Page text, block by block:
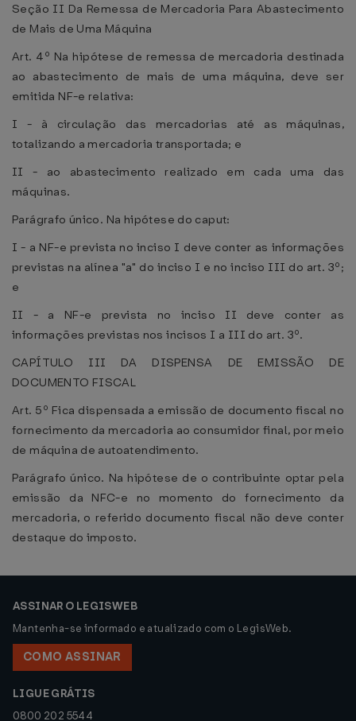
Seção II Da Remessa de Mercadoria Para Abastecimento
de Mais de Uma Máquina
Art. 4º Na hipótese de remessa de mercadoria destinada
ao abastecimento de mais de uma máquina, deve ser
emitida NF-e relativa:
I - à circulação das mercadorias até as máquinas,
totalizando a mercadoria transportada; e
II - ao abastecimento realizado em cada uma das
máquinas.
Parágrafo único. Na hipótese do caput:
I - a NF-e prevista no inciso I deve conter as informações
previstas na alínea "a" do inciso I e no inciso III do art. 3º;
e
II - a NF-e prevista no inciso II deve conter as
informações previstas nos incisos I a III do art. 3º.
CAPÍTULO III DA DISPENSA DE EMISSÃO DE
DOCUMENTO FISCAL
Art. 5º Fica dispensada a emissão de documento fiscal no
fornecimento da mercadoria ao consumidor final, por meio
de máquina de autoatendimento.
Parágrafo único. Na hipótese de o contribuinte optar pela
emissão da NFC-e no momento do fornecimento da
mercadoria, o referido documento fiscal não deve conter
destaque do imposto.
ASSINAR O LEGISWEB
Mantenha-se informado e atualizado com o LegisWeb.
COMO ASSINAR
LIGUE GRÁTIS
0800 202 5544